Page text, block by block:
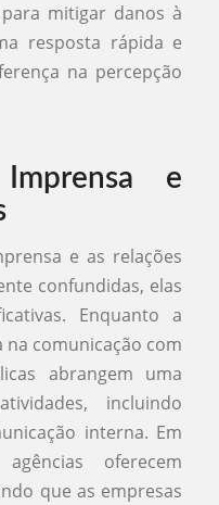
mitigar danos à
resposta rápida e
na percepção
e
e as relações
confundidas, elas
Enquanto a
na comunicação com
abrangem uma
incluindo
interna. Em
oferecem
que as empresas